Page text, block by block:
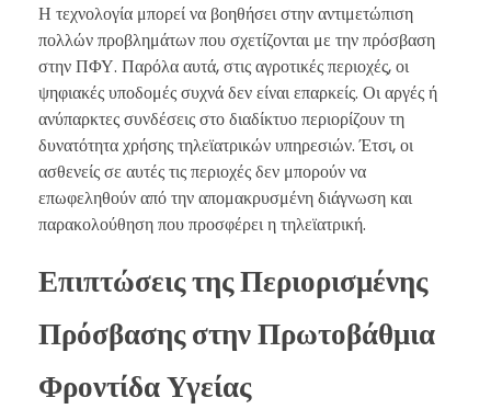
Η τεχνολογία μπορεί να βοηθήσει στην αντιμετώπιση
πολλών προβλημάτων που σχετίζονται με την πρόσβαση
στην ΠΦΥ. Παρόλα αυτά, στις αγροτικές περιοχές, οι
ψηφιακές υποδομές συχνά δεν είναι επαρκείς. Οι αργές ή
ανύπαρκτες συνδέσεις στο διαδίκτυο περιορίζουν τη
δυνατότητα χρήσης τηλεϊατρικών υπηρεσιών. Έτσι, οι
ασθενείς σε αυτές τις περιοχές δεν μπορούν να
επωφεληθούν από την απομακρυσμένη διάγνωση και
παρακολούθηση που προσφέρει η τηλεϊατρική.
Επιπτώσεις της Περιορισμένης
Πρόσβασης στην Πρωτοβάθμια
Φροντίδα Υγείας